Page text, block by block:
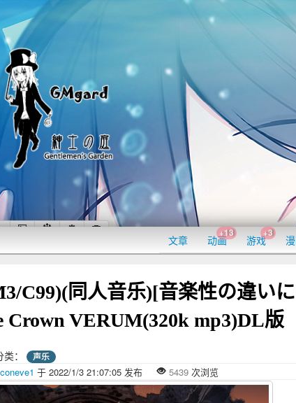
文章 动画
+13
游戏
+3
C99)(同人音乐)[音楽性の違い
Crown VERUM(320k mp3)DL版
类： 声乐
于 2022/1/3 21:07:05 发布 5439 次浏览